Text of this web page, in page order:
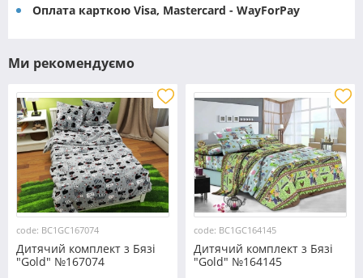
Оплата карткою Visa, Mastercard - WayForPay
Ми рекомендуємо
code: BC1GC167074
Дитячий комплект з Бязі
"Gold" №167074
code: BC1GC164145
Дитячий комплект з Бязі
"Gold" №164145